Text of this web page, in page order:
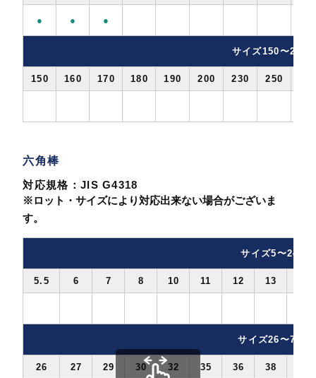
● ● ●
サイズ150〜250
150 160 170 180 190 200 230 250
六角棒
対応規格：JIS G4318
※ロット・サイズにより対応出来ない場合がございま
す。
サイズ5〜24
5.5 6 7 8 10 11 12 13
サイズ26〜70
26 27 29 30 32 35 36 38